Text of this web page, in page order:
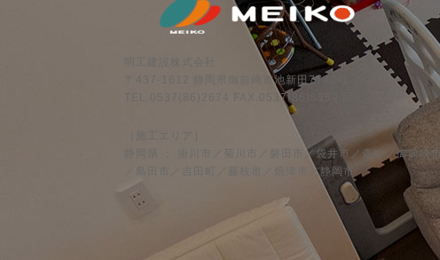
〒437-1612 静岡県御前崎市池新田7742-1
TEL.0537(86)2674 FAX.0537(86)8559 all
［施工エリア］
静岡県 ： 掛川市／菊川市／磐田市／袋井市／森町／御前崎
／島田市／吉田町／藤枝市／焼津市／静岡市